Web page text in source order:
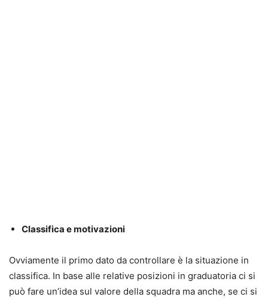
Classifica e motivazioni
Ovviamente il primo dato da controllare è la situazione in
classifica. In base alle relative posizioni in graduatoria ci si
può fare un’idea sul valore della squadra ma anche, se ci si